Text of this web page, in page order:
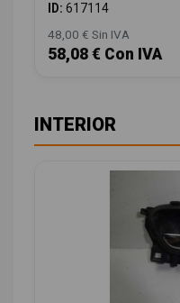
ID: 617114
48,00 € Sin IVA
58,08 € Con IVA
INTERIOR